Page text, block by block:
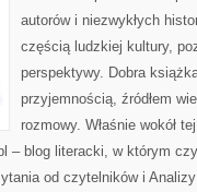
autorów i niezwykłych
częścią ludzkiej kultury,
perspektywy. Dobra
przyjemnością, źródłem
rozmowy. Właśnie wokół
– blog literacki, w którym
od czytelników i